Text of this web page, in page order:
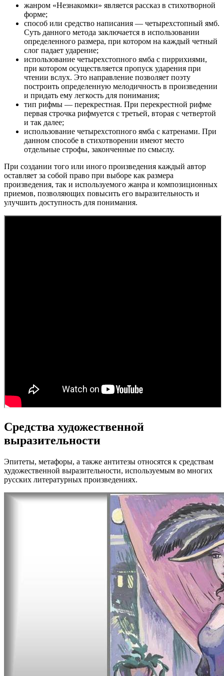
жанром «Незнакомки» является рассказ в стихотворной
форме;
способ или средство написания — четырехстопный ямб.
Суть данного метода заключается в использовании
определенного размера, при котором на каждый четный
слог падает ударение;
использование четырехстопного ямба с пиррихиями,
при котором осуществляется пропуск ударения при
чтении вслух. Это направление позволяет поэту
построить определенную мелодичность в произведении
и придать ему легкость для понимания;
тип рифмы — перекрестная. При перекрестной рифме
первая строчка рифмуется с третьей, вторая с четвертой
и так далее;
использование четырехстопного ямба с катренами. При
данном способе в стихотворении имеют место
отдельные строфы, законченные по смыслу.
При создании того или иного произведения каждый автор
оставляет за собой право при выборе как размера
произведения, так и используемого жанра и композиционных
приемов, позволяющих повысить его выразительность и
улучшить доступность для понимания.
Средства художественной
выразительности
Эпитеты, метафоры, а также антитезы относятся к средствам
художественной выразительности, используемым во многих
русских литературных произведениях.